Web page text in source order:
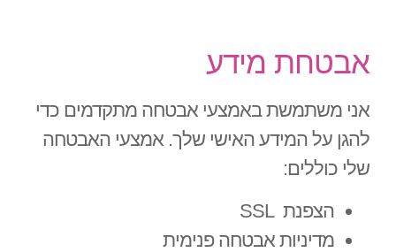
אבטחת מידע
אני משתמשת באמצעי אבטחה מתקדמים כדי
להגן על המידע האישי שלך. אמצעי האבטחה
שלי כוללים:
הצפנת SSL
מדיניות אבטחה פנימית